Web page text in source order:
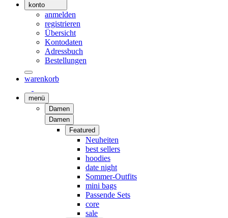
konto
anmelden
registrieren
Übersicht
Kontodaten
Adressbuch
Bestellungen
warenkorb
menü
Damen
Damen
Featured
Neuheiten
best sellers
hoodies
date night
Sommer-Outfits
mini bags
Passende Sets
core
sale